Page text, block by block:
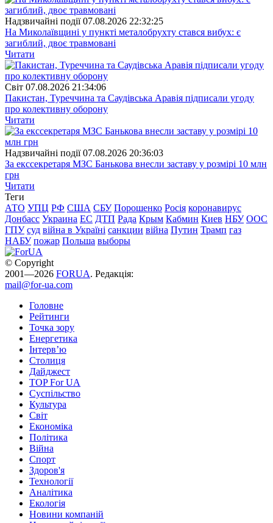
Надзвичайні події 07.08.2026 22:32:25
На Миколаївщині у пункті металобрухту стався вибух: є
загиблий, двоє травмовані
Читати
Свiт 07.08.2026 21:34:06
Пакистан, Туреччина та Саудівська Аравія підписали угоду
про колективну оборону
Читати
Надзвичайні події 07.08.2026 20:36:03
За екссекретаря МЗС Банькова внесли заставу у розмірі 10 млн
грн
Читати
Теги
АТО УПЦ РФ США СБУ Порошенко Росія коронавирус
Донбасс Украина ЕС ДТП Рада Крым Кабмин Киев НБУ ООС
ГПУ суд війна в Україні санкции війна Путин Трамп газ
НАБУ пожар Польша выборы
© Copyright
2001—2026 FORUA. Редакція:
mail@for-ua.com
Головне
Рейтинги
Точка зору
Енергетика
Інтерв’ю
Столиця
Дайджест
TOP For UA
Суспiльство
Культура
Світ
Економіка
Політика
Війна
Спорт
Здоров'я
Технології
Аналітика
Екологія
Новини компаній